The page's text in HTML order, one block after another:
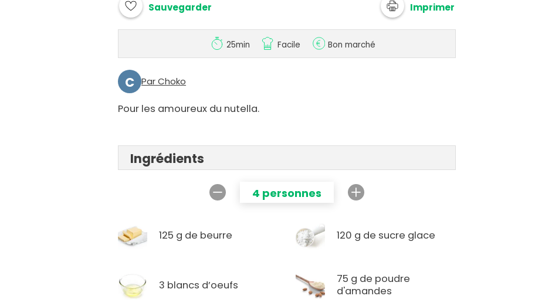
Sauvegarder Imprimer
25min Facile Bon marché
C Par Choko
Pour les amoureux du nutella.
Ingrédients
4 personnes
125 g de beurre 120 g de sucre glace
3 blancs d’oeufs
75 g de poudre
d'amandes